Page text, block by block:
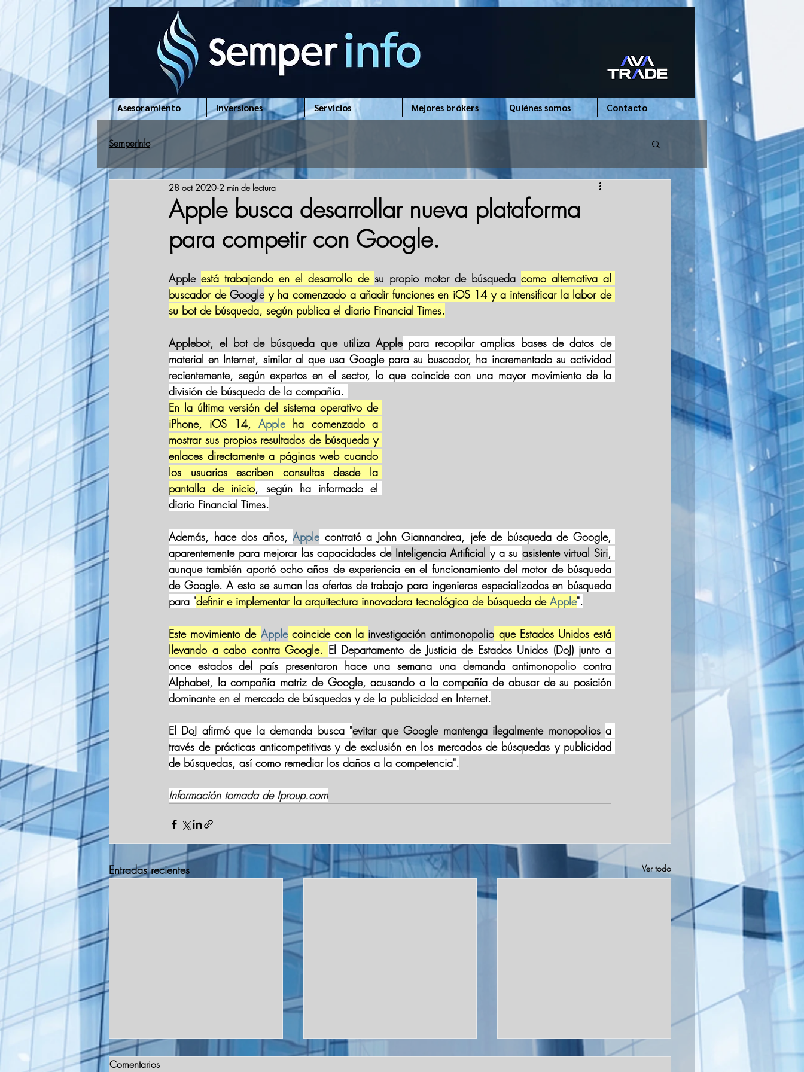
Asesoramiento Inversiones Servicios Mejores brókers Quiénes somos Contacto
SemperInfo
Apple busca desarrollar nueva plataforma
para competir con Google.
28 oct 2020 2 min de lectura
Apple está trabajando en el desarrollo de su propio motor de búsqueda como alternativa al
buscador de Google y ha comenzado a añadir funciones en iOS 14 y a intensificar la labor de
su bot de búsqueda, según publica el diario Financial Times.
Applebot, el bot de búsqueda que utiliza Apple para recopilar amplias bases de datos de
material en Internet, similar al que usa Google para su buscador, ha incrementado su actividad
recientemente, según expertos en el sector, lo que coincide con una mayor movimiento de la
división de búsqueda de la compañía.
En la última versión del sistema operativo de
iPhone, iOS 14, Apple ha comenzado a
mostrar sus propios resultados de búsqueda y
enlaces directamente a páginas web cuando
los usuarios escriben consultas desde la
pantalla de inicio, según ha informado el
diario Financial Times.
Además, hace dos años, Apple contrató a John Giannandrea, jefe de búsqueda de Google,
aparentemente para mejorar las capacidades de Inteligencia Artificial y a su asistente virtual Siri,
aunque también aportó ocho años de experiencia en el funcionamiento del motor de búsqueda
de Google. A esto se suman las ofertas de trabajo para ingenieros especializados en búsqueda
para "definir e implementar la arquitectura innovadora tecnológica de búsqueda de Apple".
Este movimiento de Apple coincide con la investigación antimonopolio que Estados Unidos está
llevando a cabo contra Google. El Departamento de Justicia de Estados Unidos (DoJ) junto a
once estados del país presentaron hace una semana una demanda antimonopolio contra
Alphabet, la compañía matriz de Google, acusando a la compañía de abusar de su posición
dominante en el mercado de búsquedas y de la publicidad en Internet.
El DoJ afirmó que la demanda busca "evitar que Google mantenga ilegalmente monopolios a
través de prácticas anticompetitivas y de exclusión en los mercados de búsquedas y publicidad
de búsquedas, así como remediar los daños a la competencia".
Información tomada de Iproup.com
Entradas recientes Ver todo
Comentarios